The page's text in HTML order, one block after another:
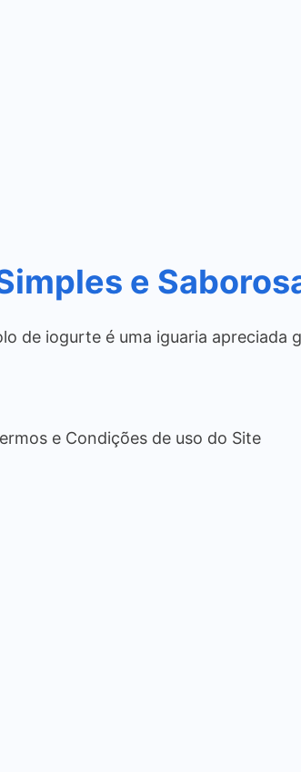
e
de iogurte é uma iguaria apreciada
e Condições de uso do Site